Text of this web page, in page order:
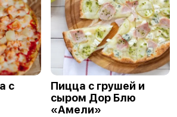
с
Пицца с грушей и
сыром Дор Блю
«Амели»